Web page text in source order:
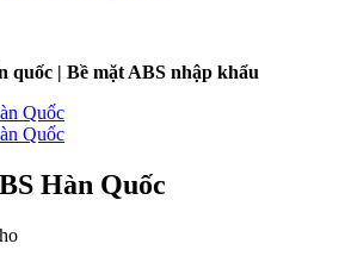
quốc | Bề mặt ABS nhập khẩu
Hàn Quốc